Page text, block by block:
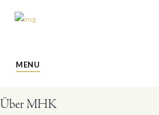
MENU
Über MHK